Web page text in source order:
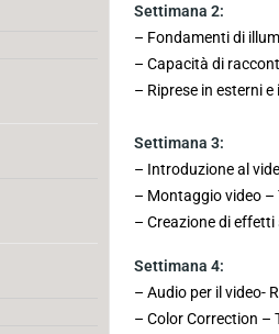
Settimana 2:
– Fondamenti di
– Capacità di
– Riprese in esterni
Settimana 3:
– Introduzione al
– Montaggio video –
– Creazione di
Settimana 4:
– Audio per il video-
– Color Correction –